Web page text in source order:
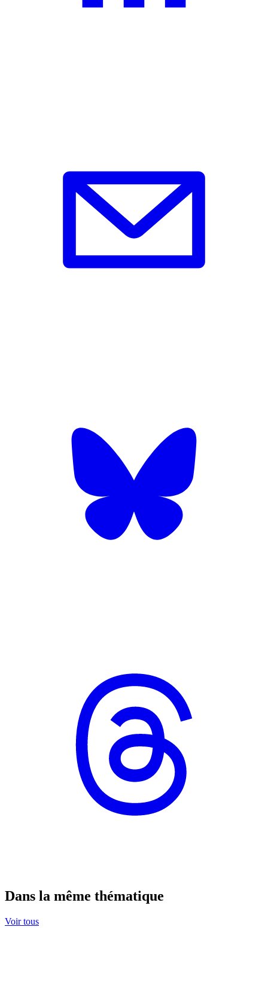
Dans la même thématique
Voir tous